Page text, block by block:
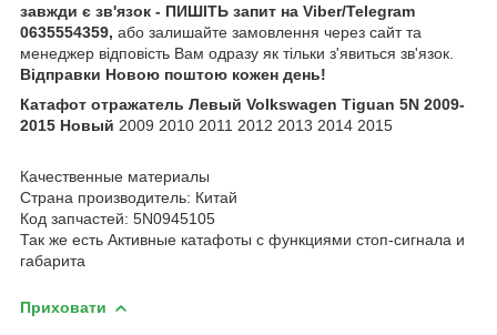
завжди є зв'язок - ПИШІТЬ запит на Viber/Telegram
0635554359, або залишайте замовлення через сайт та
менеджер відповість Вам одразу як тільки з'явиться зв'язок.
Відправки Новою поштою кожен день!
Катафот отражатель Левый Volkswagen Tiguan 5N 2009-
2015 Новый 2009 2010 2011 2012 2013 2014 2015
Качественные материалы
Страна производитель: Китай
Код запчастей: 5N0945105
Так же есть Активные катафоты с функциями стоп-сигнала и
габарита
Приховати